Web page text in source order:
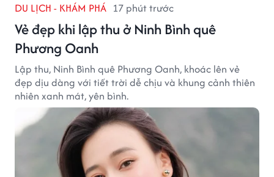
DU LỊCH - KHÁM PHÁ 17 phút trước
Vẻ đẹp khi lập thu ở Ninh Bình quê
Phương Oanh
Lập thu, Ninh Bình quê Phương Oanh, khoác lên vẻ
đẹp dịu dàng với tiết trời dễ chịu và khung cảnh thiên
nhiên xanh mát, yên bình.